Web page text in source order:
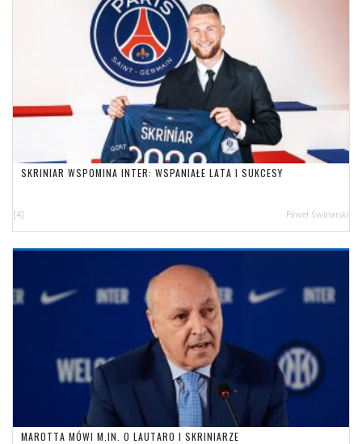
SKRINIAR WSPOMINA INTER: WSPANIAŁE LATA I SUKCESY
[4] Paweł Świnarski
MAROTTA MÓWI M.IN. O LAUTARO I SKRINIARZE